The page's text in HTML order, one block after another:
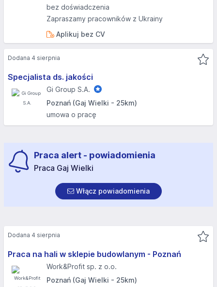
bez doświadczenia
Zapraszamy pracowników z Ukrainy
Aplikuj bez CV
Specjalista ds. jakości
Gi Group S.A.
Poznań (Gaj Wielki - 25km)
umowa o pracę
Dodana 4 sierpnia
Praca alert - powiadomienia
Praca Gaj Wielki
Włącz powiadomienia
Praca na hali w sklepie budowlanym - Poznań
Work&Profit sp. z o.o.
Poznań (Gaj Wielki - 25km)
Dodana 4 sierpnia